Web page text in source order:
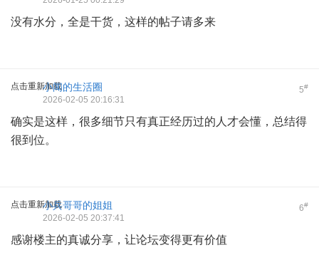
没有水分，全是干货，这样的帖子请多来
点击重新加载 5#
小闻的生活圈
2026-02-05 20:16:31
确实是这样，很多细节只有真正经历过的人才会懂，总结得
很到位。
点击重新加载 6#
小兵哥哥的姐姐
2026-02-05 20:37:41
感谢楼主的真诚分享，让论坛变得更有价值